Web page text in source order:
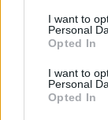
I want to
Personal
Opted In
I want to
Personal
Opted In